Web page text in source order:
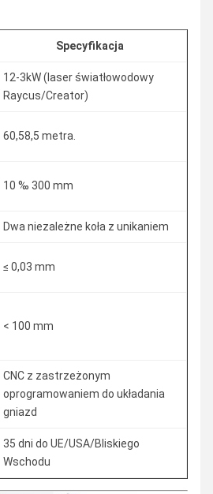
Specyfikacja
12-3kW (laser światłowodowy
Raycus/Creator)
60,58,5 metra.
10 ‰ 300 mm
Dwa niezależne koła z unikaniem
≤ 0,03 mm
< 100 mm
CNC z zastrzeżonym
oprogramowaniem do układania
gniazd
35 dni do UE/USA/Bliskiego
Wschodu